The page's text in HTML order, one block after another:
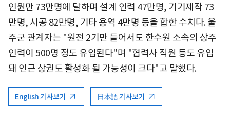
인원만 73만명에 달하며 설계 인력 47만명, 기기제작 73
만명, 시공 82만명, 기타 용역 4만명 등을 합한 수치다. 울
주군 관계자는 "원전 2기만 들어서도 한수원 소속의 상주
인력이 500명 정도 유입된다"며 "협력사 직원 등도 유입
돼 인근 상권도 활성화 될 가능성이 크다"고 말했다.
English 기사보기 日本語 기사보기